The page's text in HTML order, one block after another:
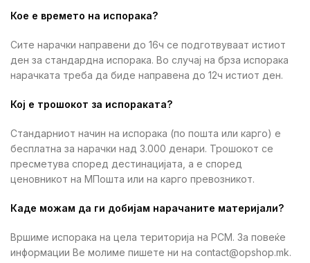
Кое е времето на испорака?
Сите нарачки направени до 16ч се подготвуваат истиот
ден за стандардна испорака. Во случај на брза испорака
нарачката треба да биде направена до 12ч истиот ден.
Кој е трошокот за испораката?
Стандарниот начин на испорака (по пошта или карго) е
бесплатна за нарачки над 3.000 денари. Трошокот се
пресметува според дестинацијата, а е според
ценовникот на МПошта или на карго превозникот.
Каде можам да ги добијам нарачаните материјали?
Вршиме испорака на цела територија на РСМ. За повеќе
информации Ве молиме пишете ни на contact@opshop.mk.